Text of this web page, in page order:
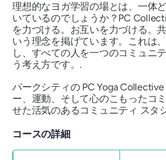
理想的なヨガ学習の場とは、一体
いているのでしょうか？PC
を力づける。お互いを力づける。
いう理念を掲げています。これは
し、すべての人を一つのコミュニ
う考え方です。.
パークシティの PC Yoga
ー、運動、そして心のこもったコ
せた活気のあるコミュニティ スタ
コースの詳細